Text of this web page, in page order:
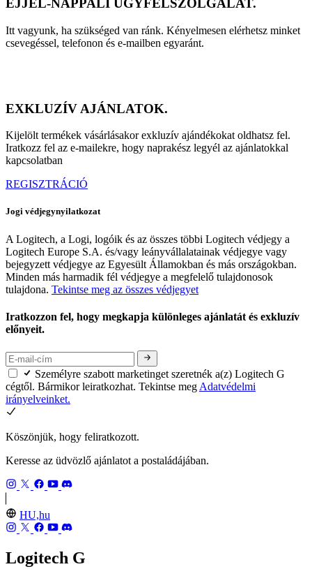
ÉJJEL-NAPPALI ÜGYFÉLSZOLGÁLAT.
Itt vagyunk, ha szükséged van ránk. Kényelmesen elérhetsz minket
csevegéssel, telefonon és e-mailben egyaránt.
EXKLUZÍV AJÁNLATOK.
Kijelölt termékek vásárlásakor exkluzív ajándékokat oldhatsz fel.
Iratkozz fel az e-mailekre, hogy naprakész legyél az ajánlatokkal
kapcsolatban
REGISZTRÁCIÓ
Jogi védjegynyilatkozat
A Logitech, a Logi, logóik és az összes többi Logitech védjegy a
Logitech Europe S.A. és/vagy leányvállalatainak védjegye vagy
bejegyzett védjegye az Egyesült Államokban és más országokban.
Minden más harmadik fél védjegye a megfelelő tulajdonosok
tulajdona. Tekintse meg az összes védjegyet
Iratkozzon fel, hogy megkapja különleges ajánlatát és exkluzív
előnyeit.
Személyre szabott marketinget szeretnék a(z) Logitech G
cégtől. Bármikor leiratkozhat. Tekintse meg Adatvédelmi
irányelveinket.
Köszönjük, hogy feliratkozott.
Keresse az üdvözlő ajánlatot a postaládájában.
HU,hu
Logitech G